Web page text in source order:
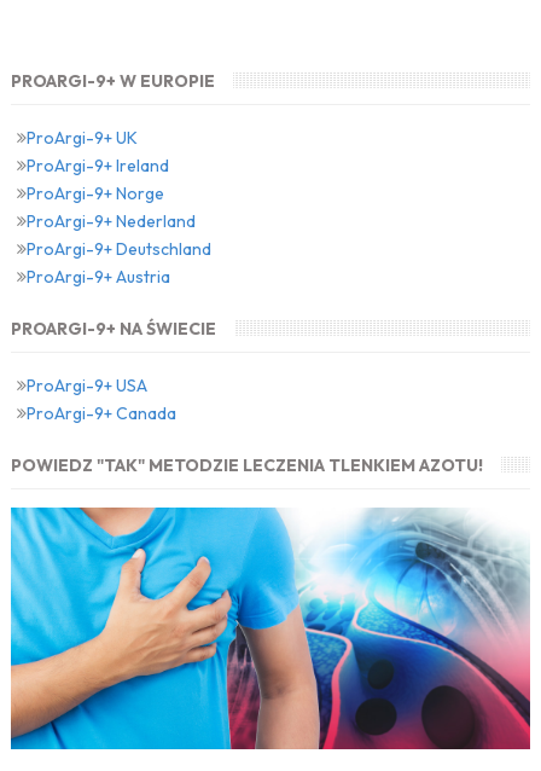
PROARGI-9+ W EUROPIE
ProArgi-9+ UK
ProArgi-9+ Ireland
ProArgi-9+ Norge
ProArgi-9+ Nederland
ProArgi-9+ Deutschland
ProArgi-9+ Austria
PROARGI-9+ NA ŚWIECIE
ProArgi-9+ USA
ProArgi-9+ Canada
POWIEDZ "TAK" METODZIE LECZENIA TLENKIEM AZOTU!